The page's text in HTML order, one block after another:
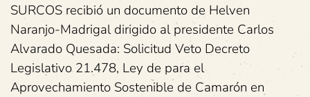
SURCOS recibió un documento de Helven
Naranjo-Madrigal dirigido al presidente Carlos
Alvarado Quesada: Solicitud Veto Decreto
Legislativo 21.478, Ley de para el
Aprovechamiento Sostenible de Camarón en